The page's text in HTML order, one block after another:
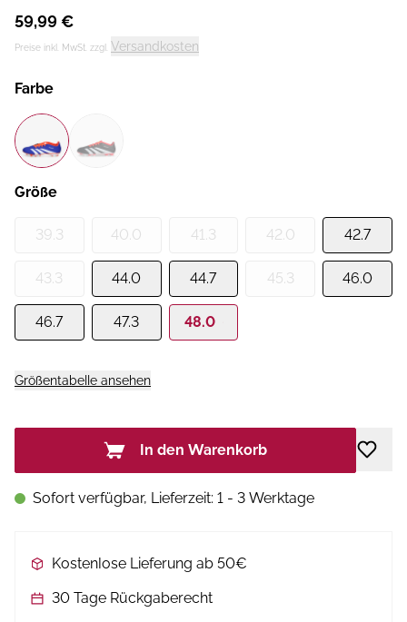
59,99 €
Preise inkl. MwSt. zzgl. Versandkosten
Farbe
Größe
39.3 40.0 41.3 42.0 42.7
43.3 44.0 44.7 45.3 46.0
46.7 47.3 48.0
Größentabelle ansehen
In den Warenkorb
Sofort verfügbar, Lieferzeit: 1 - 3 Werktage
Kostenlose Lieferung ab 50€
30 Tage Rückgaberecht